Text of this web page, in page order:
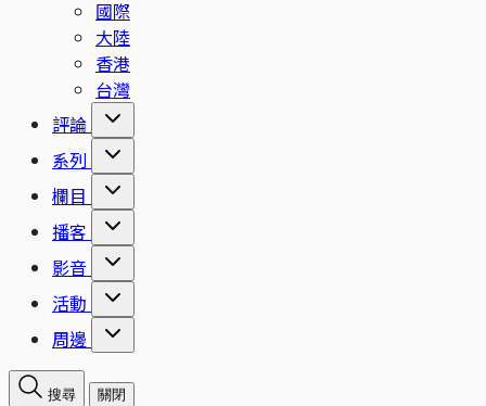
國際
大陸
香港
台灣
評論
系列
欄目
播客
影音
活動
周邊
搜尋 關閉